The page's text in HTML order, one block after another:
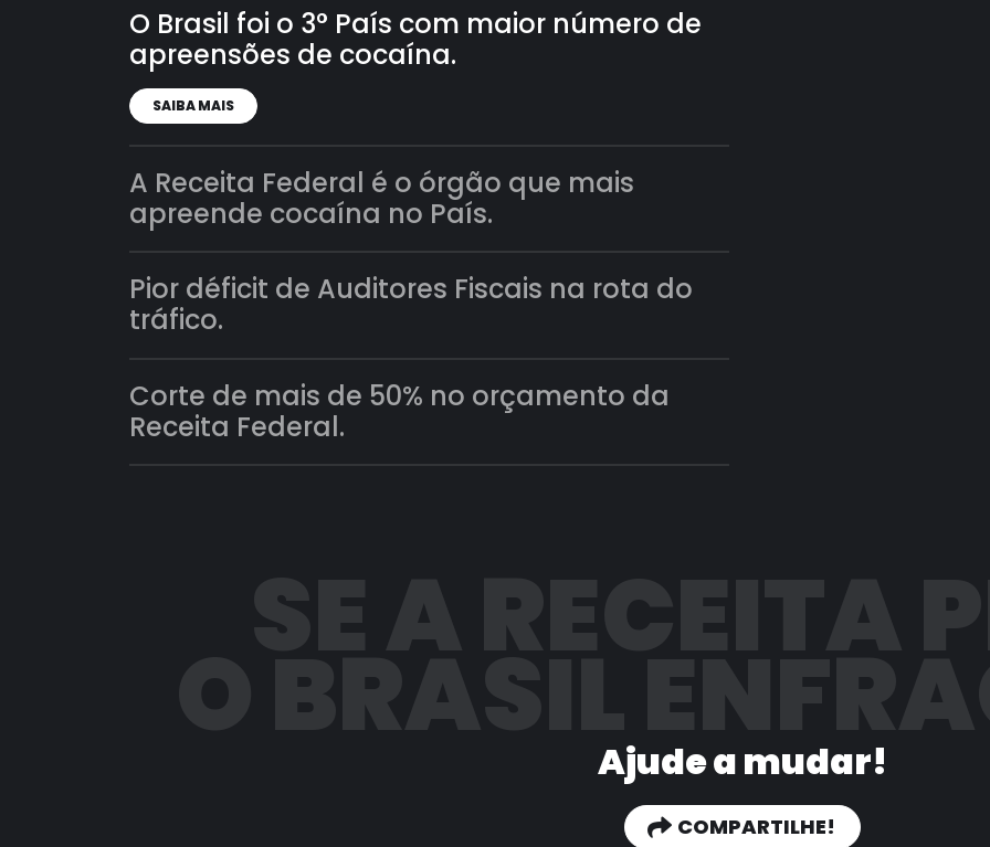
O Brasil foi o 3° País com maior número de
apreensões de cocaína.
SAIBA MAIS
A Receita Federal é o órgão que mais
apreende cocaína no País.
Pior déficit de Auditores Fiscais na rota do
tráfico.
Corte de mais de 50% no orçamento da
Receita Federal.
Ajude a mudar!
COMPARTILHE!